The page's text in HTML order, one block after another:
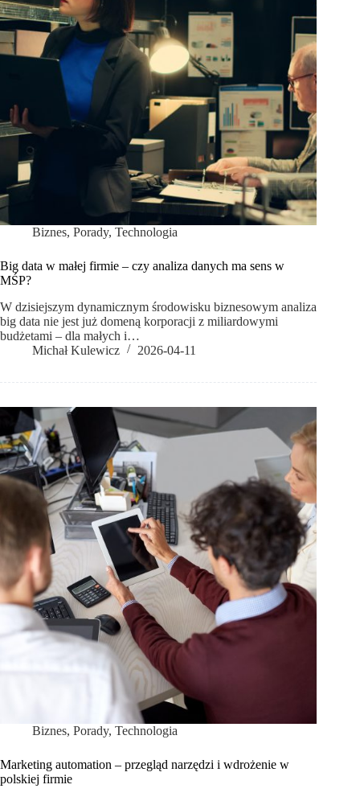
Biznes, Porady, Technologia
Big data w małej firmie – czy analiza danych ma sens w
MŚP?
W dzisiejszym dynamicznym środowisku biznesowym analiza
big data nie jest już domeną korporacji z miliardowymi
budżetami – dla małych i…
Michał Kulewicz
2026-04-11
Biznes, Porady, Technologia
Marketing automation – przegląd narzędzi i wdrożenie w
polskiej firmie